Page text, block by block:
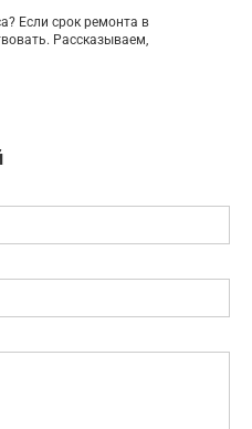
Если срок ремонта в
Рассказываем,